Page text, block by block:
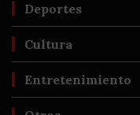
Deportes
Cultura
Entretenimiento